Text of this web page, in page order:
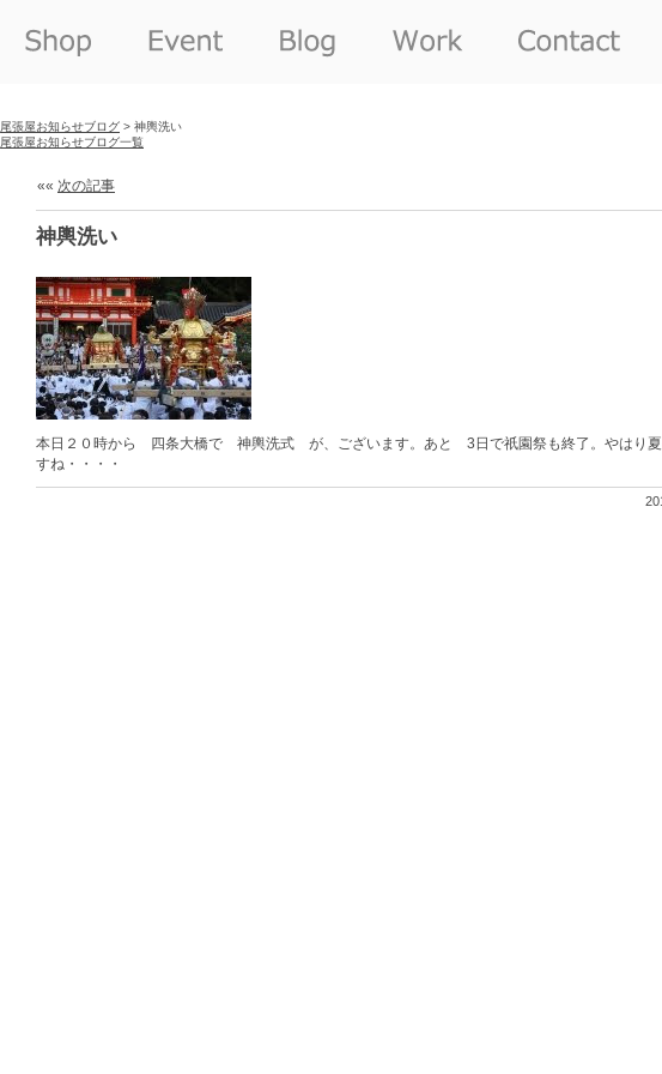
尾張屋お知らせブログ > 神輿洗い
尾張屋お知らせブログ一覧
«« 次の記事
神輿洗い
本日２０時から 四条大橋で 神輿洗式 が、ございます。あと 3日で祇園祭も終了。やはり夏
すね・・・・